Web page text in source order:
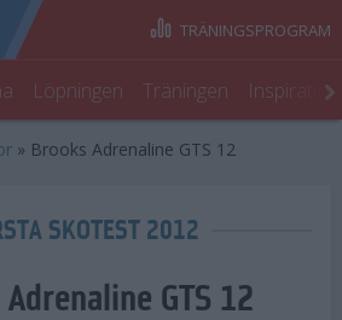
Löpningen Träningen
TRÄNINGSPROGRAM
» Brooks Adrenaline GTS 12
SKOTEST 2012
GTS 12